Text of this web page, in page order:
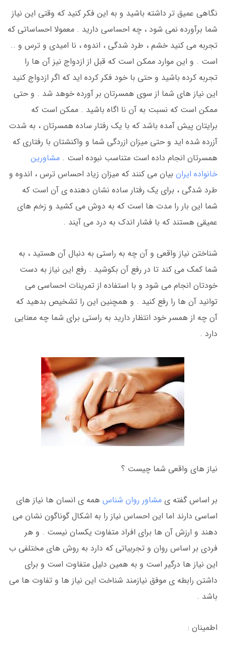
نگاهی عمیق تر داشته باشید و به این فکر کنید که وقتی این نیاز
شما برآورده نمی شود ، چه احساسی دارید . معمولا احساساتی که
تجربه می کنید خشم ، طرد شدگی ، اندوه ، نا امیدی و ترس و ..
است . و این موارد ممکن است که قبل از ازدواج نیز آن ها را
تجربه کرده باشید و حتی با خود فکر کرده اید که اگر ازدواج کنید
این نیاز های شما از سوی همسرتان بر آورده خوهد شد . و حتی
ممکن است که نسبت به آن نا اگاه باشید . ممکن است که
برایتان پیش آمده باشد که با یک رفتار ساده همسرتان ، به شدت
آزرده شده اید و حتی میزان ازردگی شما و واکنشتان با رفتاری که
همسرتان انجام داده است متناسب نبوده است . مشاورین
خانواده ایران بیان می کنند که میزان زیاد احساس ترس ، اندوه و
طرد شدگی ، برای یک رفتار ساده نشان دهنده ی آن است که
شما این بار را مدت ها است که به دوش می کشید و زخم های
عمیقی هستند که با فشار اندک به درد می آیند .
شناختن نیاز واقعی و آن چه به راستی به دنبال آن هستید ، به
شما کمک می کند تا در رفع آن بکوشید . رفع این نیاز به دست
خودتان انجام می شود و با استفاده از تمرینات احساسی می
توانید آن ها را رفع کنید . و همچنین این را تشخیص بدهید که
آن چه از همسر خود انتظار دارید به راستی برای شما چه معنایی
دارد .
نیاز های واقعی شما چیست ؟
بر اساس گفته ی مشاور روان شناس همه ی انسان ها نیاز های
اساسی دارند اما این احساس نیاز را به اشکال گوناگون نشان می
دهند و ارزش آن ها برای افراد متفاوت یکسان نیست . و هر
فردی بر اساس روان و تجربیاتی که دارد به روش های مختلفی ب
این نیاز ها درگیر است و به همین دلیل متفاوت است و برای
داشتن رابطه ی موفق نیازمند شناخت این نیاز ها و تفاوت ها می
باشد .
اطمینان :